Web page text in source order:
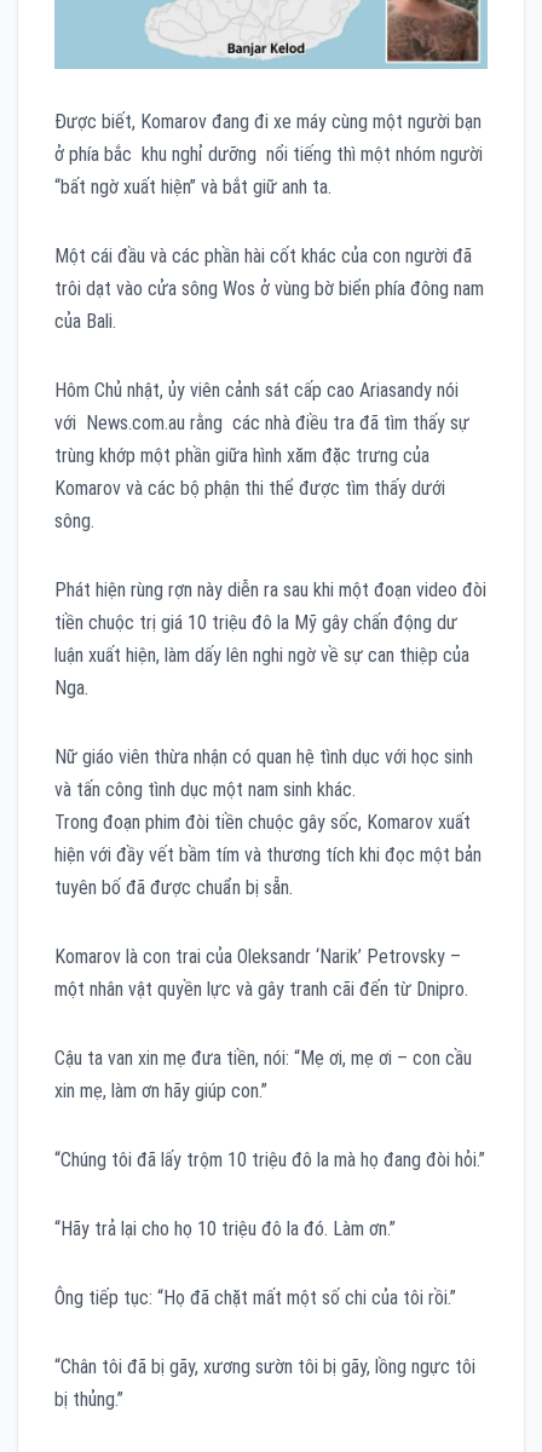
Được biết, Komarov đang đi xe máy cùng một người bạn
ở phía bắc khu nghỉ dưỡng nổi tiếng thì một nhóm người
“bất ngờ xuất hiện” và bắt giữ anh ta.
Một cái đầu và các phần hài cốt khác của con người đã
trôi dạt vào cửa sông Wos ở vùng bờ biển phía đông nam
của Bali.
Hôm Chủ nhật, ủy viên cảnh sát cấp cao Ariasandy nói
với News.com.au rằng các nhà điều tra đã tìm thấy sự
trùng khớp một phần giữa hình xăm đặc trưng của
Komarov và các bộ phận thi thể được tìm thấy dưới
sông.
Phát hiện rùng rợn này diễn ra sau khi một đoạn video đòi
tiền chuộc trị giá 10 triệu đô la Mỹ gây chấn động dư
luận xuất hiện, làm dấy lên nghi ngờ về sự can thiệp của
Nga.
Nữ giáo viên thừa nhận có quan hệ tình dục với học sinh
và tấn công tình dục một nam sinh khác.
Trong đoạn phim đòi tiền chuộc gây sốc, Komarov xuất
hiện với đầy vết bầm tím và thương tích khi đọc một bản
tuyên bố đã được chuẩn bị sẵn.
Komarov là con trai của Oleksandr ‘Narik’ Petrovsky –
một nhân vật quyền lực và gây tranh cãi đến từ Dnipro.
Cậu ta van xin mẹ đưa tiền, nói: “Mẹ ơi, mẹ ơi – con cầu
xin mẹ, làm ơn hãy giúp con.”
“Chúng tôi đã lấy trộm 10 triệu đô la mà họ đang đòi hỏi.”
“Hãy trả lại cho họ 10 triệu đô la đó. Làm ơn.”
Ông tiếp tục: “Họ đã chặt mất một số chi của tôi rồi.”
“Chân tôi đã bị gãy, xương sườn tôi bị gãy, lồng ngực tôi
bị thủng.”